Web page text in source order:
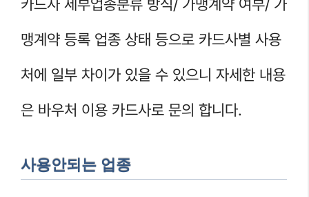
카드사 세부업종분류 방식/ 가맹계약 여부/ 가
맹계약 등록 업종 상태 등으로 카드사별 사용
처에 일부 차이가 있을 수 있으니 자세한 내용
은 바우처 이용 카드사로 문의 합니다.
사용안되는 업종